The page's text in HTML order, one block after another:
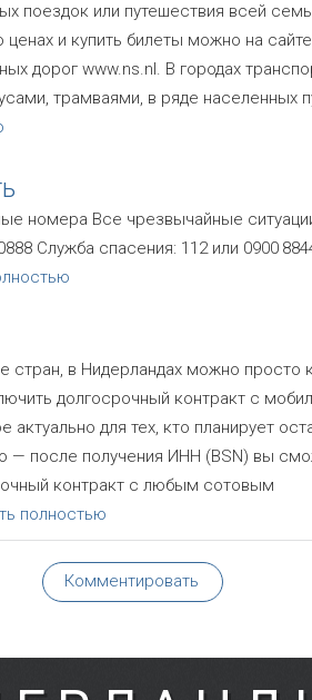
поездок или путешествия всей
ценах и купить билеты можно на сайте
дорог www.ns.nl. В городах
трамваями, в ряде населенных
номера Все чрезвычайные
Служба спасения: 112 или 0900
стран, в Нидерландах можно просто
долгосрочный контракт с
актуально для тех, кто планирует
— после получения ИНН (BSN) вы
контракт с любым сотовым
полностью
Комментировать